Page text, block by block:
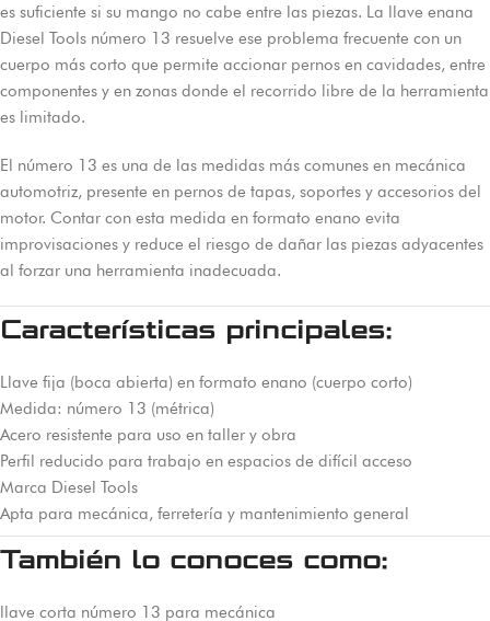
es suficiente si su mango no cabe entre las piezas. La llave enana
Diesel Tools número 13 resuelve ese problema frecuente con un
cuerpo más corto que permite accionar pernos en cavidades, entre
componentes y en zonas donde el recorrido libre de la herramienta
es limitado.
El número 13 es una de las medidas más comunes en mecánica
automotriz, presente en pernos de tapas, soportes y accesorios del
motor. Contar con esta medida en formato enano evita
improvisaciones y reduce el riesgo de dañar las piezas adyacentes
al forzar una herramienta inadecuada.
Características principales:
Llave fija (boca abierta) en formato enano (cuerpo corto)
Medida: número 13 (métrica)
Acero resistente para uso en taller y obra
Perfil reducido para trabajo en espacios de difícil acceso
Marca Diesel Tools
Apta para mecánica, ferretería y mantenimiento general
También lo conoces como:
llave corta número 13 para mecánica